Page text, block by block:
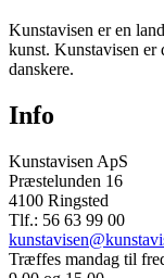
Kunstavisen er en
kunst. Kunstavisen er
danskere.
Info
Kunstavisen ApS
Præstelunden 16
4100 Ringsted
Tlf.: 56 63 99 00
Træffes mandag til